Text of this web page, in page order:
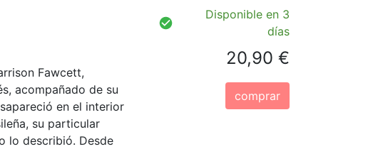
Fawcett,
acompañado de su
en el interior
su particular
lo describió. Desde
Disponible en 3
días
20,90 €
comprar